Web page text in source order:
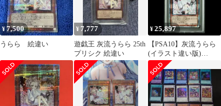
¥7,500
うらら 絵違い
¥ 7,777
遊戯王 灰流うらら 25th
プリシク 絵違い
¥25,897
【PSA10】灰流うらら
(イラスト違い版)
QCSE・25thシク
QCAC-JP050 1枚